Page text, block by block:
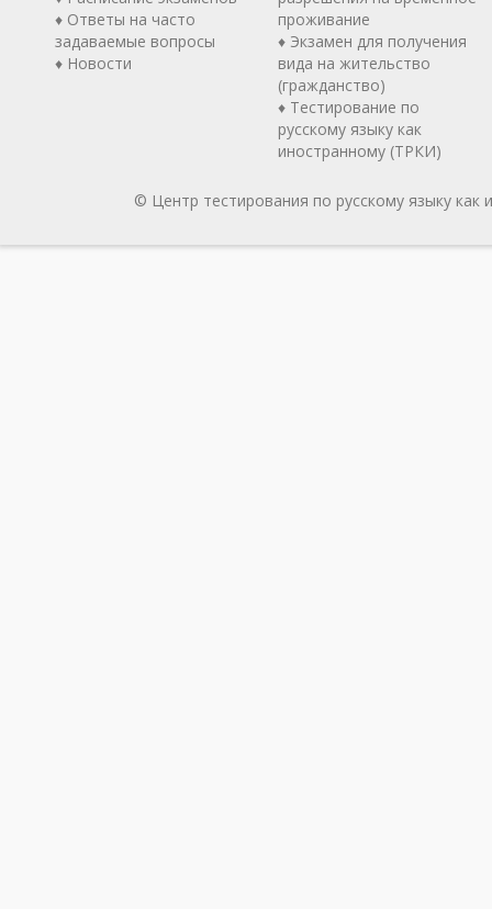
♦ Ответы на часто
задаваемые вопросы
♦ Новости
проживание
♦ Экзамен для получения
вида на жительство
(гражданство)
♦ Тестирование по
русскому языку как
иностранному (ТРКИ)
© Центр тестирования по русскому языку как